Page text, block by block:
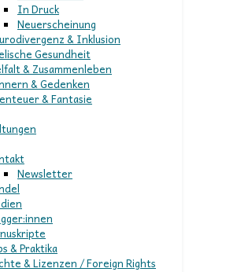
In Druck
Neuerscheinung
& Inklusion
Gesundheit
& Zusammenleben
& Gedenken
& Fantasie
Newsletter
& Praktika
& Lizenzen / Foreign Rights